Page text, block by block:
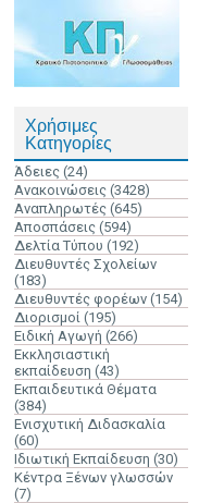
Χρήσιμες
Κατηγορίες
Άδειες (24)
Ανακοινώσεις (3428)
Αναπληρωτές (645)
Αποσπάσεις (594)
Δελτία Τύπου (192)
Διευθυντές Σχολείων
(183)
Διευθυντές φορέων (154)
Διορισμοί (195)
Ειδική Αγωγή (266)
Εκκλησιαστική
εκπαίδευση (43)
Εκπαιδευτικά Θέματα
(384)
Ενισχυτική Διδασκαλία
(60)
Ιδιωτική Εκπαίδευση (30)
Κέντρα Ξένων γλωσσών
(7)